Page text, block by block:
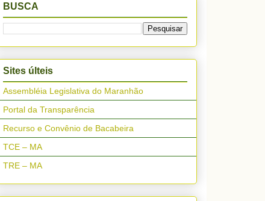
BUSCA
Sites últeis
Assembléia Legislativa do Maranhão
Portal da Transparência
Recurso e Convênio de Bacabeira
TCE – MA
TRE – MA